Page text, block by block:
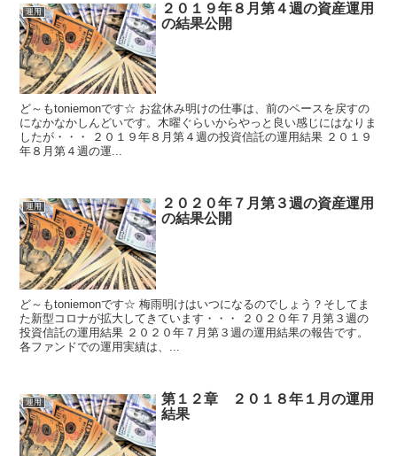
運用
２０１９年８月第４週の資産運用
の結果公開
ど～もtoniemonです☆ お盆休み明けの仕事は、前のペースを戻すの
になかなかしんどいです。木曜ぐらいからやっと良い感じにはなりま
したが・・・ ２０１９年８月第４週の投資信託の運用結果 ２０１９
年８月第４週の運...
運用
２０２０年７月第３週の資産運用
の結果公開
ど～もtoniemonです☆ 梅雨明けはいつになるのでしょう？そしてま
た新型コロナが拡大してきています・・・ ２０２０年７月第３週の
投資信託の運用結果 ２０２０年７月第３週の運用結果の報告です。
各ファンドでの運用実績は、...
運用
第１２章 ２０１８年１月の運用
結果